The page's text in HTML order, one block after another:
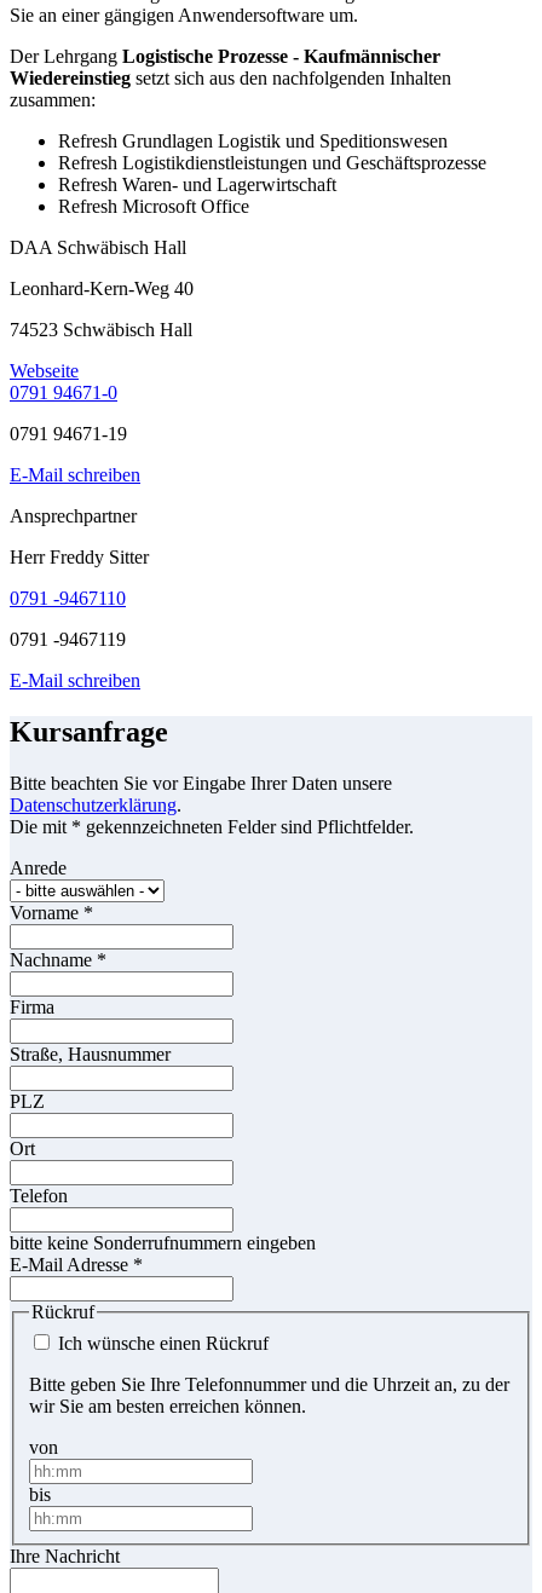
Sie an einer gängigen Anwendersoftware um.
Der Lehrgang Logistische Prozesse - Kaufmännischer
Wiedereinstieg setzt sich aus den nachfolgenden Inhalten
zusammen:
Refresh Grundlagen Logistik und Speditionswesen
Refresh Logistikdienstleistungen und Geschäftsprozesse
Refresh Waren- und Lagerwirtschaft
Refresh Microsoft Office
DAA Schwäbisch Hall
Leonhard-Kern-Weg 40
74523 Schwäbisch Hall
Webseite
0791 94671-0
0791 94671-19
E-Mail schreiben
Ansprechpartner
Herr Freddy Sitter
0791 -9467110
0791 -9467119
E-Mail schreiben
Kursanfrage
Bitte beachten Sie vor Eingabe Ihrer Daten unsere
Datenschutzerklärung.
Die mit * gekennzeichneten Felder sind Pflichtfelder.
Anrede
Vorname *
Nachname *
Firma
Straße, Hausnummer
PLZ
Ort
Telefon
bitte keine Sonderrufnummern eingeben
E-Mail Adresse *
Rückruf
Ich wünsche einen Rückruf
Bitte geben Sie Ihre Telefonnummer und die Uhrzeit an, zu der
wir Sie am besten erreichen können.
von
bis
Ihre Nachricht